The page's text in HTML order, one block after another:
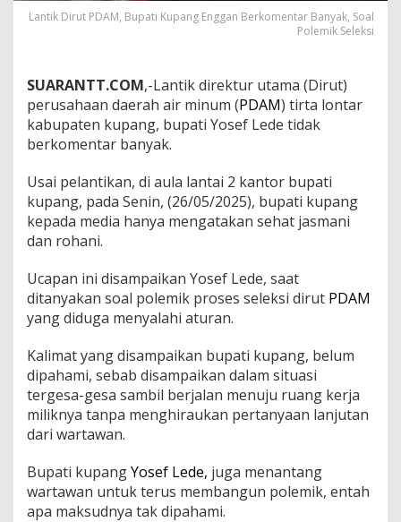
Lantik Dirut PDAM, Bupati Kupang Enggan Berkomentar Banyak, Soal
Polemik Seleksi
SUARANTT.COM,-Lantik direktur utama (Dirut)
perusahaan daerah air minum (PDAM) tirta lontar
kabupaten kupang, bupati Yosef Lede tidak
berkomentar banyak.
Usai pelantikan, di aula lantai 2 kantor bupati
kupang, pada Senin, (26/05/2025), bupati kupang
kepada media hanya mengatakan sehat jasmani
dan rohani.
Ucapan ini disampaikan Yosef Lede, saat
ditanyakan soal polemik proses seleksi dirut PDAM
yang diduga menyalahi aturan.
Kalimat yang disampaikan bupati kupang, belum
dipahami, sebab disampaikan dalam situasi
tergesa-gesa sambil berjalan menuju ruang kerja
miliknya tanpa menghiraukan pertanyaan lanjutan
dari wartawan.
Bupati kupangYosef Lede, juga menantang
wartawan untuk terus membangun polemik, entah
apa maksudnya tak dipahami.